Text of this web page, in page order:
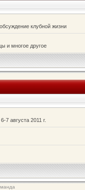
клубной жизни
и многое другое
7 августа 2011 г.